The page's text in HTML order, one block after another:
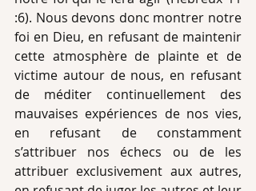
:6). Nous devons donc montrer notre
foi en Dieu, en refusant de maintenir
cette atmosphère de plainte et de
victime autour de nous, en refusant
de méditer continuellement des
mauvaises expériences de nos vies,
en refusant de constamment
s’attribuer nos échecs ou de les
attribuer exclusivement aux autres,